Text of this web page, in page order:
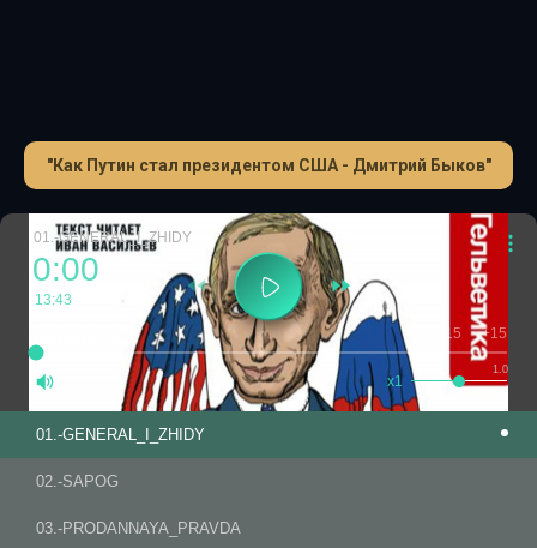
"Как Путин стал президентом США - Дмитрий Быков"
01.-GENERAL_I_ZHIDY
0:00
13:43
1.0
x1
-15 +15
01.-GENERAL_I_ZHIDY
02.-SAPOG
03.-PRODANNAYA_PRAVDA